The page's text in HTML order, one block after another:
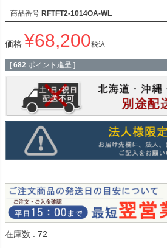
商品番号 RFTFT2-1014OA-WL
価格 ¥68,200税込
[ 682 ポイント進呈 ]
在庫数 72